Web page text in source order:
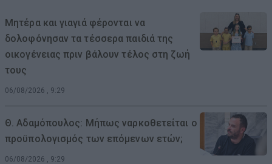
Μητέρα και γιαγιά φέρονται να
δολοφόνησαν τα τέσσερα παιδιά της
οικογένειας πριν βάλουν τέλος στη ζωή
τους
06/08/2026 , 9:29
Θ. Αδαμόπουλος: Μήπως ναρκοθετείται ο
προϋπολογισμός των επόμενων ετών;
06/08/2026 , 9:29